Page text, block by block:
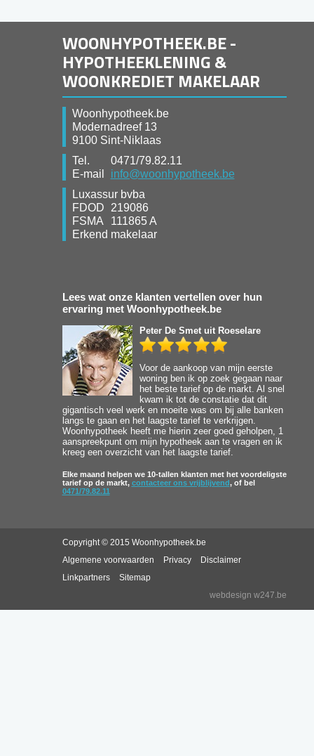
WOONHYPOTHEEK.BE -
HYPOTHEEKLENING &
WOONKREDIET MAKELAAR
Woonhypotheek.be
Modernadreef 13
9100 Sint-Niklaas
Tel.
0471/79.82.11
E-mail
info@woonhypotheek.be
Luxassur bvba
FDOD
219086
FSMA
111865 A
Erkend makelaar
Lees wat onze klanten vertellen over hun
ervaring met Woonhypotheek.be
Peter De Smetuit Roeselare
Voor de aankoop van mijn eerste
woning ben ik op zoek gegaan naar
het beste tarief op de markt. Al snel
kwam ik tot de constatie dat dit
gigantisch veel werk en moeite was om bij alle banken
langs te gaan en het laagste tarief te verkrijgen.
Woonhypotheek heeft me hierin zeer goed geholpen, 1
aanspreekpunt om mijn hypotheek aan te vragen en ik
kreeg een overzicht van het laagste tarief.
Elke maand helpen we 10-tallen klanten met het voordeligste
tarief op de markt, contacteer ons vrijblijvend, of bel
0471/79.82.11
Copyright © 2015 Woonhypotheek.be
Algemene voorwaarden
Privacy
Disclaimer
Linkpartners
Sitemap
webdesign w247.be